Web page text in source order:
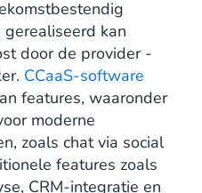
kan
door de provider -
CCaaS-software
features, waaronder
moderne
zoals chat via social
features zoals
CRM-integratie en